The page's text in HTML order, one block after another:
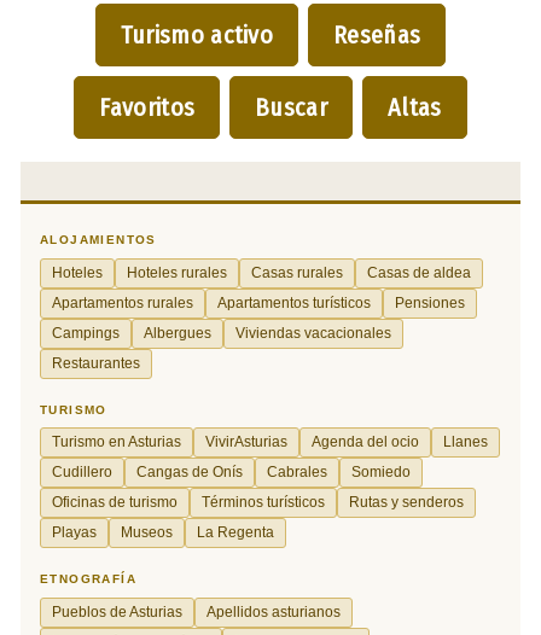
Turismo activo Reseñas
Favoritos Buscar Altas